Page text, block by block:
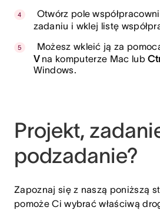
Otwórz pole
zadaniu i wklej listę
Możesz wkleić ją za
Vna komputerze Mac lub
Windows.
Projekt,
podzadanie?
Zapoznaj się z naszą poniższą
pomoże Ci wybrać właściwą